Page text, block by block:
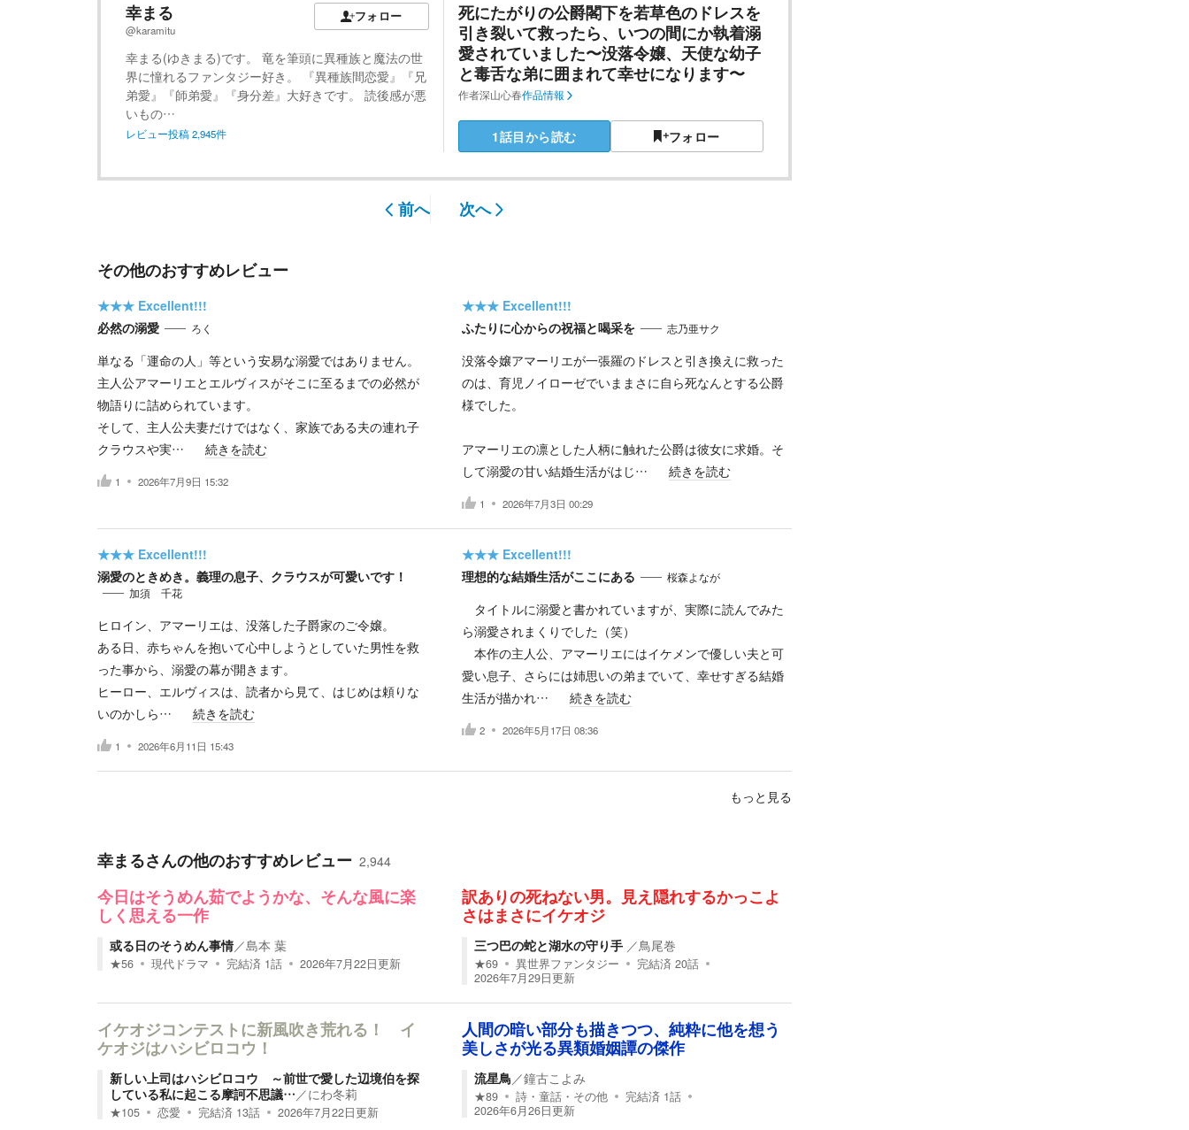
幸まる
@karamitu
フォロー
幸まる(ゆきまる)です。 竜を筆頭に異種族と魔法の世
界に憧れるファンタジー好き。 『異種族間恋愛』『兄
弟愛』『師弟愛』『身分差』大好きです。 読後感が悪
いもの…
レビュー投稿2,945件
​死にたがりの公爵閣下を若草色のドレスを
引き裂いて救ったら、いつの間にか執着溺
愛されていました〜没落令嬢、天使な幼子
と毒舌な弟に囲まれて幸せになります〜
作者深山心春作品情報
1話目から読む フォロー
前へ 次へ
その他のおすすめレビュー
★★★ Excellent!!!
必然の溺愛
ろく
単なる「運命の人」等という安易な溺愛ではありません。
主人公アマーリエとエルヴィスがそこに至るまでの必然が
物語りに詰められています。
そして、主人公夫妻だけではなく、家族である夫の連れ子
クラウスや実…
続きを読む
1 2026年7月9日 15:32
★★★ Excellent!!!
ふたりに心からの祝福と喝采を
志乃亜サク
没落令嬢アマーリエが一張羅のドレスと引き換えに救った
のは、育児ノイローゼでいままさに自ら死なんとする公爵
様でした。
アマーリエの凛とした人柄に触れた公爵は彼女に求婚。そ
して溺愛の甘い結婚生活がはじ…
続きを読む
1 2026年7月3日 00:29
★★★ Excellent!!!
溺愛のときめき。義理の息子、クラウスが可愛いです！
加須 千花
ヒロイン、アマーリエは、没落した子爵家のご令嬢。
ある日、赤ちゃんを抱いて心中しようとしていた男性を救
った事から、溺愛の幕が開きます。
ヒーロー、エルヴィスは、読者から見て、はじめは頼りな
いのかしら…
続きを読む
1 2026年6月11日 15:43
★★★ Excellent!!!
理想的な結婚生活がここにある
桜森よなが
タイトルに溺愛と書かれていますが、実際に読んでみた
ら溺愛されまくりでした（笑）
本作の主人公、アマーリエにはイケメンで優しい夫と可
愛い息子、さらには姉思いの弟までいて、幸せすぎる結婚
生活が描かれ…
続きを読む
2 2026年5月17日 08:36
もっと見る
幸まるさんの他のおすすめレビュー 2,944
今日はそうめん茹でようかな、そんな風に楽
しく思える一作
或る日のそうめん事情／島本 葉
★56 現代ドラマ 完結済 1話 2026年7月22日更新
訳ありの死ねない男。見え隠れするかっこよ
さはまさにイケオジ
三つ巴の蛇と湖水の守り手 ／鳥尾巻
★69 異世界ファンタジー 完結済 20話
2026年7月29日更新
イケオジコンテストに新風吹き荒れる！ イ
ケオジはハシビロコウ！
新しい上司はハシビロコウ ～前世で愛した辺境伯を探
している私に起こる摩訶不思議…／にわ冬莉
★105 恋愛 完結済 13話 2026年7月22日更新
人間の暗い部分も描きつつ、純粋に他を想う
美しさが光る異類婚姻譚の傑作
流星鳥／鐘古こよみ
★89 詩・童話・その他 完結済 1話
2026年6月26日更新